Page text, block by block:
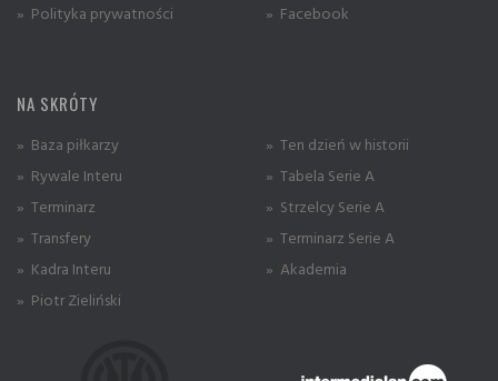
» Polityka prywatności
» Facebook
NA SKRÓTY
» Baza piłkarzy
» Rywale Interu
» Terminarz
» Transfery
» Kadra Interu
» Piotr Zieliński
» Ten dzień w historii
» Tabela Serie A
» Strzelcy Serie A
» Terminarz Serie A
» Akademia